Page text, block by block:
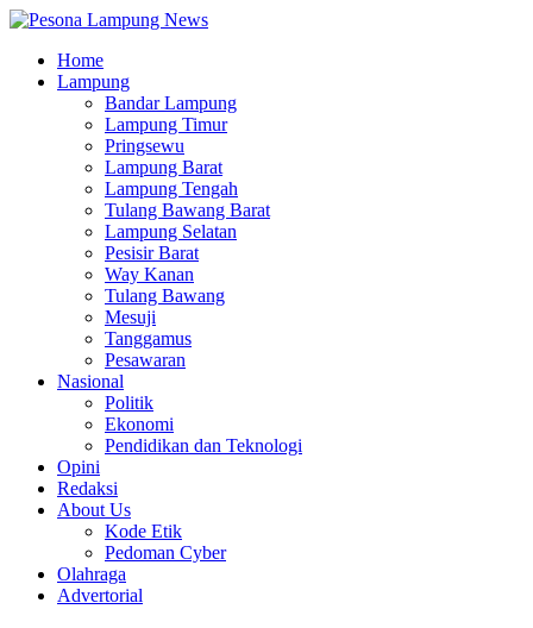
Home
Lampung
Bandar Lampung
Lampung Timur
Pringsewu
Lampung Barat
Lampung Tengah
Tulang Bawang Barat
Lampung Selatan
Pesisir Barat
Way Kanan
Tulang Bawang
Mesuji
Tanggamus
Pesawaran
Nasional
Politik
Ekonomi
Pendidikan dan Teknologi
Opini
Redaksi
About Us
Kode Etik
Pedoman Cyber
Olahraga
Advertorial